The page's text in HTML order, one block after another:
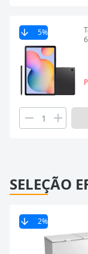
5%
SELEÇÃO
2%